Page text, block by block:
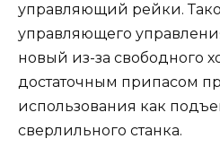
управляющий рейки.
управляющего
новый из-за свободного
достаточным припасом
использования как
сверлильного станка.